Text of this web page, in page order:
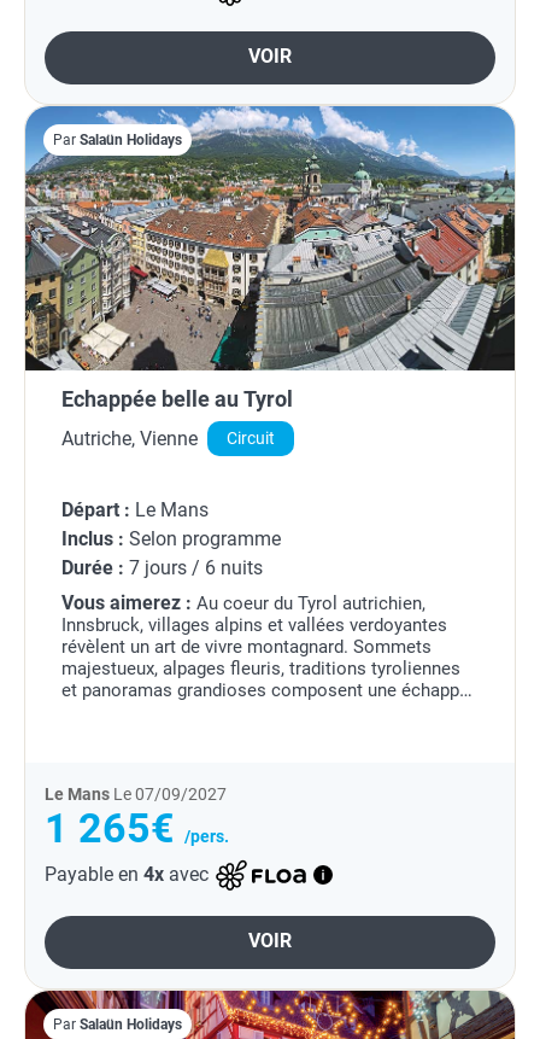
VOIR
Par Salaün Holidays
Echappée belle au Tyrol
Autriche, Vienne Circuit
Départ : Le Mans
Inclus : Selon programme
Durée : 7 jours / 6 nuits
Vous aimerez : Au coeur du Tyrol autrichien,
Innsbruck, villages alpins et vallées verdoyantes
révèlent un art de vivre montagnard. Sommets
majestueux, alpages fleuris, traditions tyroliennes
et panoramas grandioses composent une échappée
Le Mans Le 07/09/2027
1 265€ /pers.
Payable en 4x avec
VOIR
Par Salaün Holidays